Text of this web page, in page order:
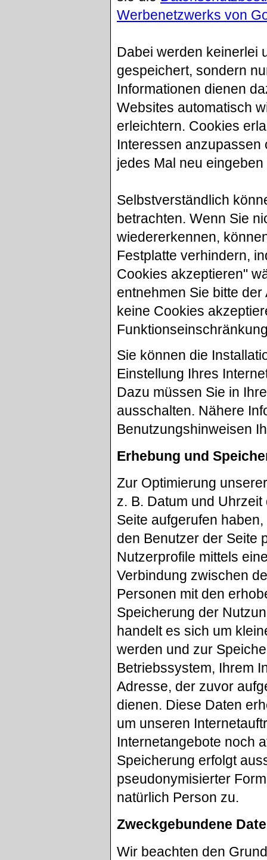
Werbenetzwerks von
Dabei werden keinerlei
gespeichert, sondern
Informationen dienen
Websites automatisch
erleichtern. Cookies
Interessen anzupassen
jedes Mal neu
Selbstverständlich
betrachten. Wenn Sie
wiedererkennen,
Festplatte verhindern,
Cookies akzeptieren"
entnehmen Sie bitte
keine Cookies
Sie können die
Einstellung Ihres
Dazu müssen Sie in
ausschalten. Nähere
Benutzungshinweisen
Erhebung und
Zur Optimierung
z. B. Datum und
Seite aufgerufen
den Benutzer der Seite
Nutzerprofile mittels
Verbindung zwischen
Personen mit den
Speicherung der
handelt es sich um
werden und zur
Betriebssystem, Ihrem
Adresse, der zuvor
dienen. Diese Daten
um unseren
Internetangebote noch
Speicherung erfolgt
pseudonymisierter
natürlich Person zu.
Zweckgebundene
Wir beachten den